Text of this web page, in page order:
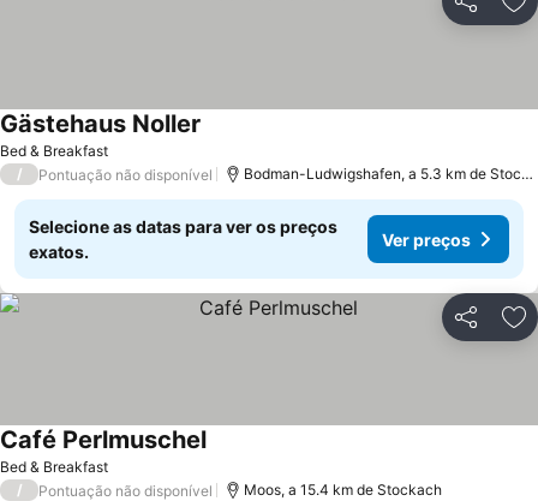
Partilhar
Bed & Breakfast
Gästehaus Noller
/ Pontuação não disponível Bodman-Ludwigshafen, a 5.3 km de
Selecione as datas para ver os preços
exatos.
Ver preços
Partilhar
Bed & Breakfast
Café PerlmuschelVer preços
/ Pontuação não disponível Moos, a 15.4 km de Stockach